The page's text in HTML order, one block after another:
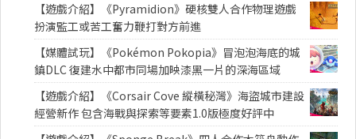
【遊戲介紹】《Pyramidion》硬核雙人合作物理遊戲
扮演監工或苦工奮力鞭打對方前進
【媒體試玩】《Pokémon Pokopia》冒泡泡海底的城
鎮DLC 復建水中都市同場加映漆黑一片的深海區域
【遊戲介紹】《Corsair Cove 縱橫秘灣》海盜城市建設
經營新作 包含海戰與探索等要素1.0版極度好評中